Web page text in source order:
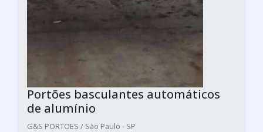
Portões basculantes automáticos
de alumínio
G&S PORTOES / São Paulo - SP